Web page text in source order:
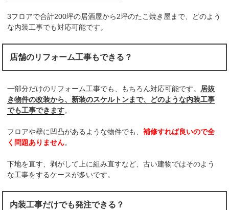
3フロアで合計200坪の居酒屋から2坪のたこ焼き屋まで、どのよう
な内装工事でも対応可能です。
店舗のリフォーム工事もできる？
一部分だけのリフォーム工事でも、もちろん対応可能です。 居抜
き物件の改装から、新装のスケルトンまで、どのような内装工事
でも工事できます。
フロアや壁に凹凸があるような物件でも、補修すれば良いので全
く問題ありません。
下地を直す、剥がして上に組み直すなど、古い建物ではそのよう
な工事をするケースが多いです。
内装工事だけでも発注できる？